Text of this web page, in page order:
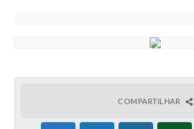
COMPARTILHAR